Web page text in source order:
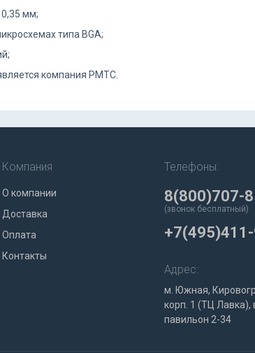
мм;
типа BGA;
компания PMTC.
Компания
О компании
Доставка
Оплата
Контакты
Телефоны:
8(800)707-
(звонок бесплатный)
Адрес:
м. Южная,
корп. 1 (ТЦ Лавка),
павильон 2-34